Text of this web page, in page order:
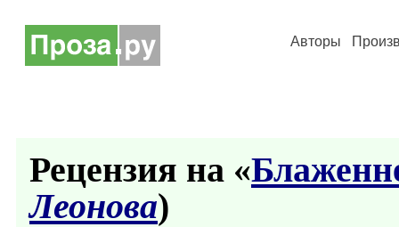
Авторы
Рецензия на «
Леонова)